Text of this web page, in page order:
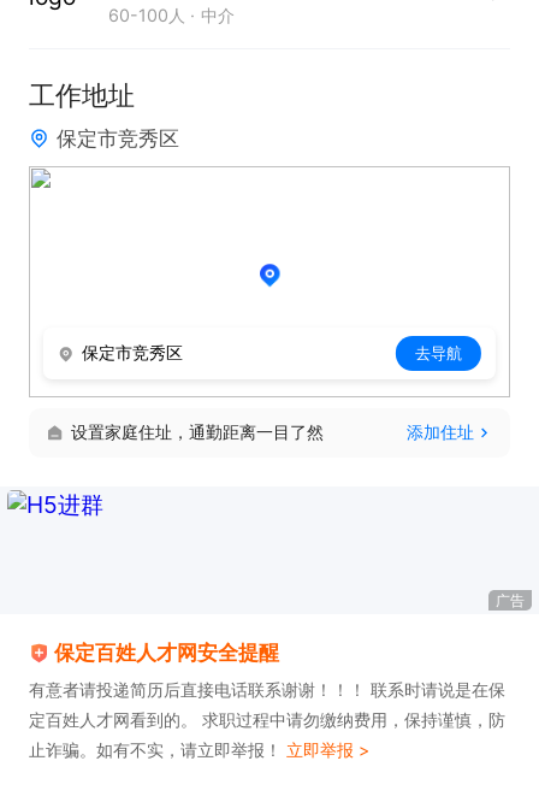
60-100人 中介
工作地址
保定市竞秀区
保定市竞秀区 去导航
设置家庭住址，通勤距离一目了然 添加住址
广告
保定百姓人才网安全提醒
有意者请投递简历后直接电话联系谢谢！！！ 联系时请说是在保
定百姓人才网看到的。 求职过程中请勿缴纳费用，保持谨慎，防
止诈骗。如有不实，请立即举报！ 立即举报 >